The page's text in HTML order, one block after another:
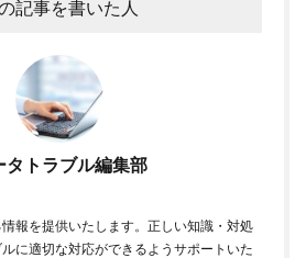
記事を書いた人
タトラブル編集部
報を提供いたします。正しい知識・対処
に適切な対応ができるようサポートいた